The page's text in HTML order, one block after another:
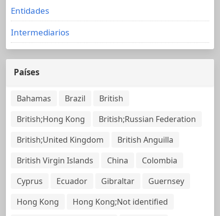
Entidades
Intermediarios
Países
Bahamas Brazil
British
British;Hong Kong
British;Russian Federation
British;United Kingdom
British Anguilla
British Virgin Islands
China
Colombia
Cyprus
Ecuador Gibraltar
Guernsey
Hong Kong
Hong Kong;Not identified